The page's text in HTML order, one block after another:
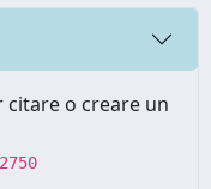
o creare un